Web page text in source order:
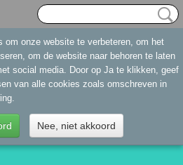
om onze website te verbeteren, om het
om de website naar behoren te laten
social media. Door op Ja te klikken, geef
van alle cookies zoals omschreven in
Nee, niet akkoord